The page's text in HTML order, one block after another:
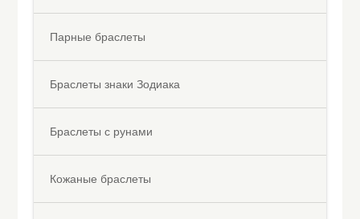
Парные браслеты
Браслеты знаки Зодиака
Браслеты с рунами
Кожаные браслеты